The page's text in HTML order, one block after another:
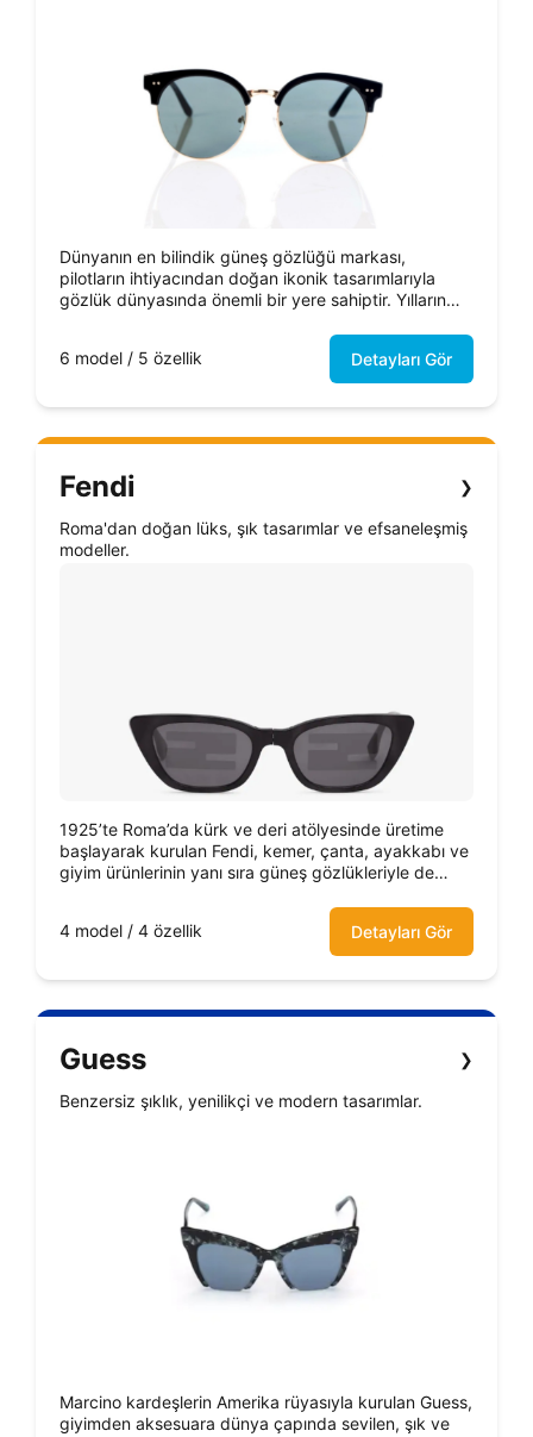
Dünyanın en bilindik güneş gözlüğü markası,
pilotların ihtiyacından doğan ikonik tasarımlarıyla
gözlük dünyasında önemli bir yere sahiptir. Yılların
6 model / 5 özellik Detayları Gör
Fendi ❯
Roma'dan doğan lüks, şık tasarımlar ve efsaneleşmiş
modeller.
1925’te Roma’da kürk ve deri atölyesinde üretime
başlayarak kurulan Fendi, kemer, çanta, ayakkabı ve
giyim ürünlerinin yanı sıra güneş gözlükleriyle de
4 model / 4 özellik
Detayları Gör
Guess ❯
Benzersiz şıklık, yenilikçi ve modern tasarımlar.
Marcino kardeşlerin Amerika rüyasıyla kurulan Guess,
giyimden aksesuara dünya çapında sevilen, şık ve